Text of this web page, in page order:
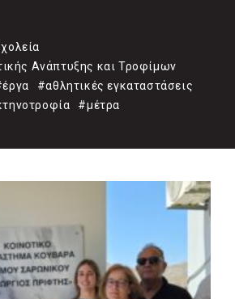
Ανάπτυξης και Τροφίμων
#αθλητικές εγκαταστάσεις
#μέτρα